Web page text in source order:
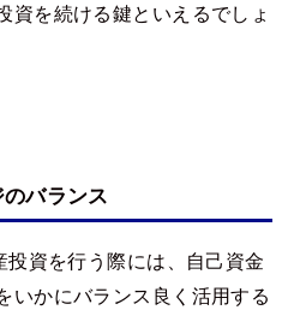
資を続ける鍵といえるでしょ
バランス
資を行う際には、自己資金
いかにバランス良く活用する